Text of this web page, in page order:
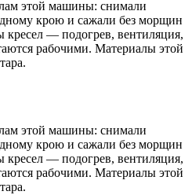
этой машины: снимали
крою и сажали без морщин
— подогрев, вентиляция,
рабочими. Материалы этой
этой машины: снимали
крою и сажали без морщин
— подогрев, вентиляция,
рабочими. Материалы этой